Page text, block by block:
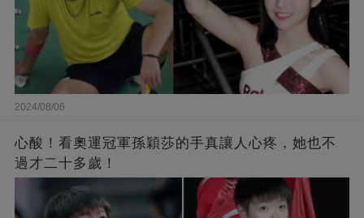
2024/08/06
心酸！看奧運冠軍孫穎莎的手真讓人心疼，她也不
過才二十多歲！